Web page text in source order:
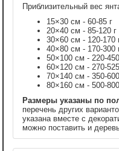
Приблизительный вес
15×30 см - 60-85 г
20×40 см - 85-120 г
30×60 см - 120-170
40×80 см - 170-300
50×100 см - 220-
60×120 см - 270-
70×140 см - 350-
80×160 см - 500-
Размеры указаны по
перечень других
указана вместе с
можно поставить и